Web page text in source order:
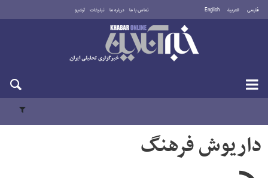
فارسی العربية English تماس با ما درباره ما تبلیغات آرشیو
دوشنبه ۱۹ مرداد ۱۴۰۵
داریوش فرهنگ